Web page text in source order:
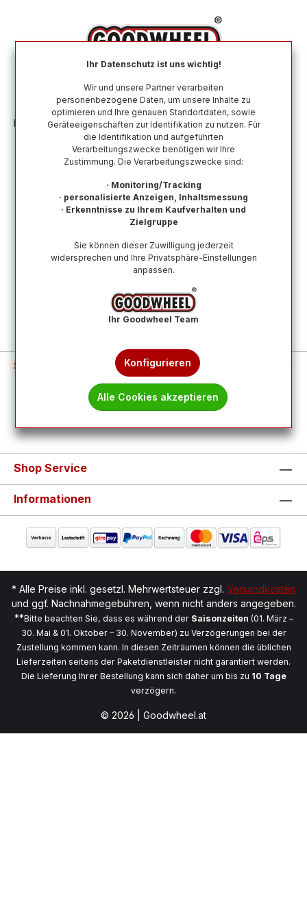
Motorradreifen Nach Marke VREDESTEIN
Produkte filtern
Keine Produkte gefunden.
Service-Hotline
Vertrag widerrufen
Shop Service
Informationen
* Alle Preise inkl. gesetzl. Mehrwertsteuer zzgl. Versandkosten
und ggf. Nachnahmegebühren, wenn nicht anders angegeben.
**Bitte beachten Sie, dass es während der Saisonzeiten (01. März –
30. Mai & 01. Oktober – 30. November) zu Verzögerungen bei der
Zustellung kommen kann. In diesen Zeiträumen können die üblichen
Lieferzeiten seitens der Paketdienstleister nicht garantiert werden.
Die Lieferung Ihrer Bestellung kann sich daher um bis zu 10 Tage
verzögern.
© 2026 | Goodwheel.at
Ihr Datenschutz ist uns wichtig!
Wir und unsere Partner verarbeiten
personenbezogene Daten, um unsere Inhalte zu
optimieren und Ihre genauen Standortdaten, sowie
Geräteeigenschaften zur Identifikation zu nutzen. Für
die Identifikation und aufgeführten
Verarbeitungszwecke benötigen wir Ihre
Zustimmung. Die Verarbeitungszwecke sind:
· Monitoring/Tracking
· personalisierte Anzeigen, Inhaltsmessung
· Erkenntnisse zu Ihrem Kaufverhalten und
Zielgruppe
Sie können dieser Zuwilligung jederzeit
widersprechen und Ihre Privatsphäre-Einstellungen
anpassen.
Ihr Goodwheel Team
Konfigurieren
Alle Cookies akzeptieren